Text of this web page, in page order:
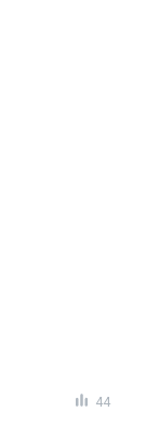
44